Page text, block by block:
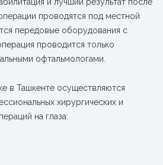
проводятся под местной
передовые оборудования с
проводится только
офтальмологами.
в Ташкенте осуществляются
хирургических и
на глаза: